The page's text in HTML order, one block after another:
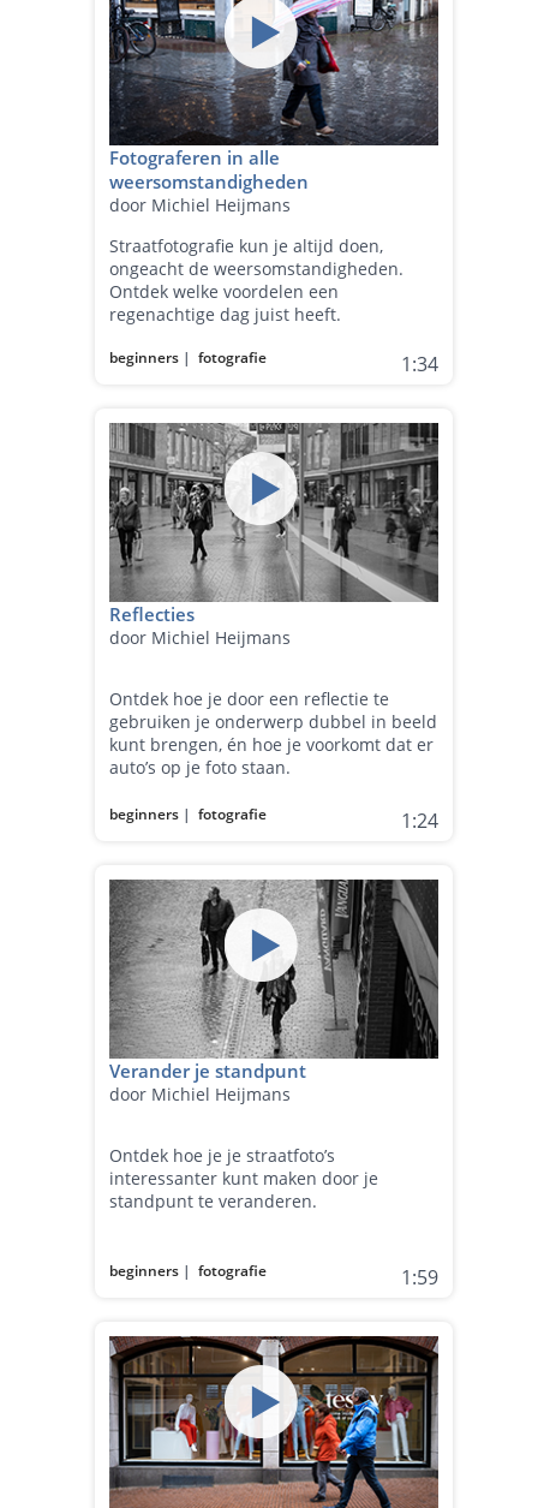
Fotograferen in alle
weersomstandigheden
door Michiel Heijmans
Straatfotografie kun je altijd doen,
ongeacht de weersomstandigheden.
Ontdek welke voordelen een
regenachtige dag juist heeft.
beginners |fotografie 1:34
Reflecties
door Michiel Heijmans
Ontdek hoe je door een reflectie te
gebruiken je onderwerp dubbel in beeld
kunt brengen, én hoe je voorkomt dat er
auto’s op je foto staan.
beginners |fotografie 1:24
Verander je standpunt
door Michiel Heijmans
Ontdek hoe je je straatfoto’s
interessanter kunt maken door je
standpunt te veranderen.
beginners |fotografie 1:59